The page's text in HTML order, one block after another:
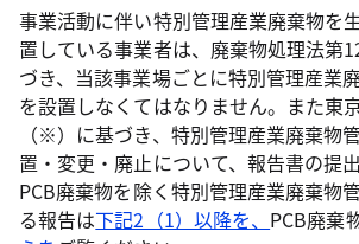
事業活動に伴い特別管理産業廃棄物を
置している事業者は、廃棄物処理法第
づき、当該事業場ごとに特別管理産業
を設置しなくてはなりません。また東
（※）に基づき、特別管理産業廃棄物
置・変更・廃止について、報告書の提
PCB廃棄物を除く特別管理産業廃棄物
る報告は下記2（1）以降を、 PCB廃棄